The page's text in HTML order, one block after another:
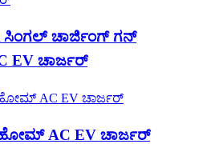
ಸಿಂಗಲ್ ಚಾರ್ಜಿಂಗ್ ಗನ್
EV ಚಾರ್ಜರ್
ಹೋಮ್ AC EV ಚಾರ್ಜರ್